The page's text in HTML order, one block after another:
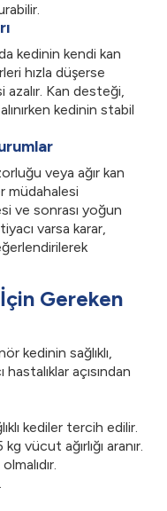
kedinin kendi kan
hızla düşerse
Kan desteği,
kedinin stabil
veya ağır kan
müdahalesi
ve sonrası yoğun
varsa karar,
Gereken
kedinin sağlıklı,
hastalıklar açısından
kediler tercih edilir.
vücut ağırlığı aranır.